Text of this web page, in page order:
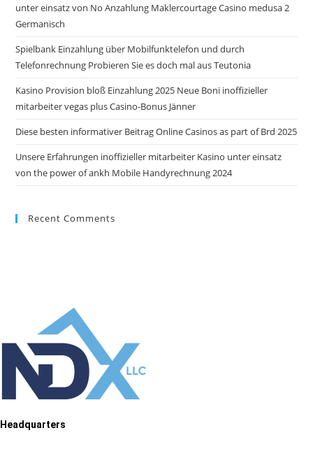
unter einsatz von No Anzahlung Maklercourtage Casino medusa 2
Germanisch
Spielbank Einzahlung über Mobilfunktelefon und durch
Telefonrechnung Probieren Sie es doch mal aus Teutonia
Kasino Provision bloß Einzahlung 2025 Neue Boni inoffizieller
mitarbeiter vegas plus Casino-Bonus Jänner
Diese besten informativer Beitrag Online Casinos as part of Brd 2025
Unsere Erfahrungen inoffizieller mitarbeiter Kasino unter einsatz
von the power of ankh Mobile Handyrechnung 2024
Recent Comments
Headquarters